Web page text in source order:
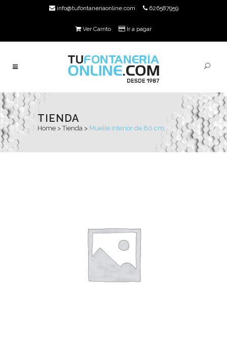
info@tufontaneriaonline.com 626587959
Ver Carrito Ir a pagar
TIENDA
Home >Tienda > Muelle interior de 80 cm.